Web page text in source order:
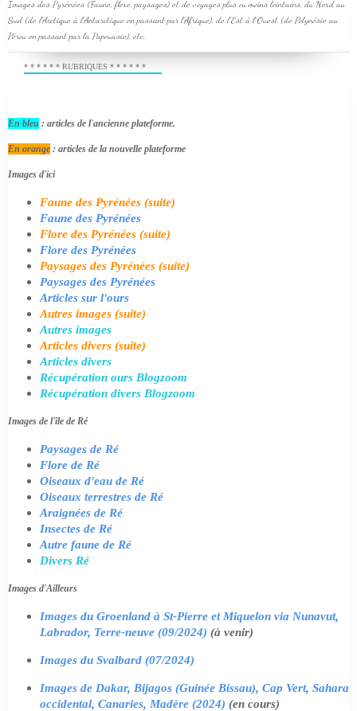
Images des Pyrénées (Faune, flore, paysages) et de voyages plus ou moins lointains, du Nord au
Sud (de l'Arctique à l'Antarctique en passant par l'Afrique), de l'Est à l'Ouest (de Polynésie au
Pérou en passant par la Papouasie), etc.
* * * * * * RUBRIQUES * * * * * *
En bleu : articles de l'ancienne plateforme.
En orange : articles de la nouvelle plateforme
Images d'ici
Faune des Pyrénées (suite)
Faune des Pyrénées
Flore des Pyrénées (suite)
Flore des Pyrénées
Paysages des Pyrénées (suite)
Paysages des Pyrénées
Articles sur l'ours
Autres images (suite)
Autres images
Articles divers (suite)
Articles divers
Récupération ours Blogzoom
Récupération divers Blogzoom
Images de l'île de Ré
Paysages de Ré
Flore de Ré
Oiseaux d'eau de Ré
Oiseaux terrestres de Ré
Araignées de Ré
Insectes de Ré
Autre faune de Ré
Divers Ré
Images d'Ailleurs
Images du Groenland à St-Pierre et Miquelon via Nunavut,
Labrador, Terre-neuve (09/2024) (à venir)
Images du Svalbard (07/2024)
Images de Dakar, Bijagos (Guinée Bissau), Cap Vert, Sahara
occidental, Canaries, Madère (2024) (en cours)